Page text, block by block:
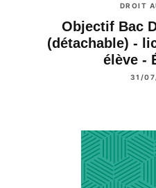
DROIT
Objectif Bac
(détachable) -
élève -
31/